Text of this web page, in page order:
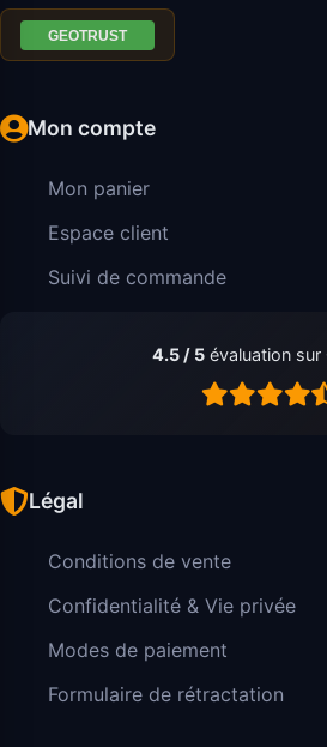
Mon compte
Mon panier
Espace client
Suivi de commande
4.5 / 5 évaluation sur
Légal
Conditions de vente
Confidentialité & Vie privée
Modes de paiement
Formulaire de rétractation